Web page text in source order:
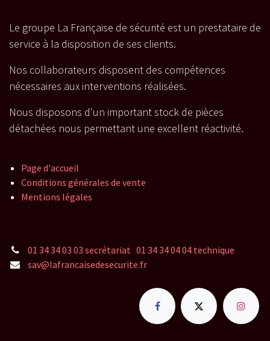
Le groupe La Française de sécurité est un prestataire de
service à la disposition de ses clients.
Nos collaborateurs disposent des compétences
nécessaires aux interventions réalisées.
Nous disposons d'un important stock de pièces
détachées nous permettant une excellent réactivité.
Page d'accueil
Conditions générales de vente
Mentions légales
01 34 34 03 03 secrétariat 01 34 34 04 04 technique
sav@lafrancaisedesecurite.fr